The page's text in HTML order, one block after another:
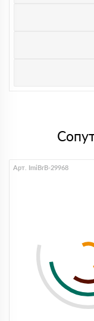
Арт. ImiBrB-29968